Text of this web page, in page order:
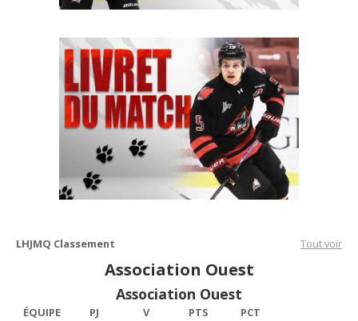
LHJMQ Classement Tout voir
Association Ouest
Association Ouest
ÉQUIPE PJ V PTS
PCT